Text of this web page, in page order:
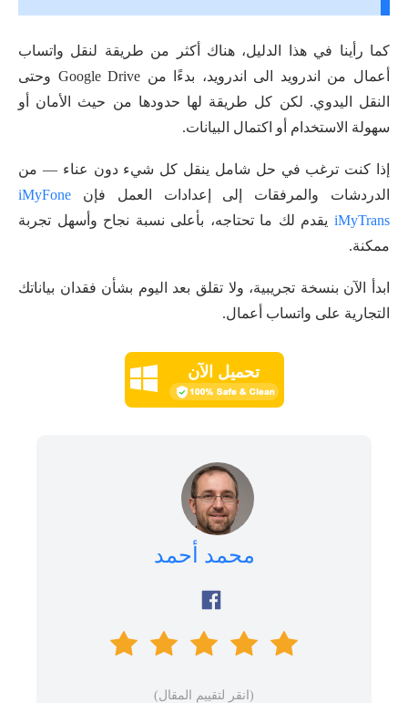
كما رأينا في هذا الدليل، هناك أكثر من طريقة لنقل واتساب
أعمال من اندرويد الى اندرويد، بدءًا من Google Drive وحتى
النقل اليدوي. لكن كل طريقة لها حدودها من حيث الأمان أو
سهولة الاستخدام أو اكتمال البيانات.
إذا كنت ترغب في حل شامل ينقل كل شيء دون عناء — من
الدردشات والمرفقات إلى إعدادات العمل فإن iMyFone
iMyTrans يقدم لك ما تحتاجه، بأعلى نسبة نجاح وأسهل تجربة
ممكنة.
ابدأ الآن بنسخة تجريبية، ولا تقلق بعد اليوم بشأن فقدان بياناتك
التجارية على واتساب أعمال.
تحميل الآن
محمد أحمد
(انقر لتقييم المقال)